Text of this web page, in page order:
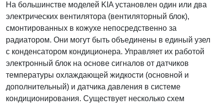
На большинстве моделей KIA установлен один или два
электрических вентилятора (вентиляторный блок),
смонтированных в кожухе непосредственно за
радиатором. Они могут быть объединены в единый узел
с конденсатором кондиционера. Управляет их работой
электронный блок на основе сигналов от датчиков
температуры охлаждающей жидкости (основной и
дополнительный) и датчика давления в системе
кондиционирования. Существует несколько схем